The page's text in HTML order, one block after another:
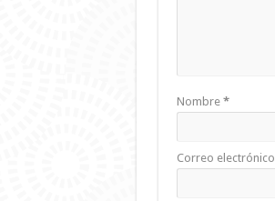
Nombre *
Correo electrónico